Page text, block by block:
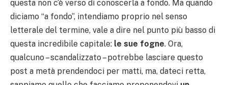
questa non c’è verso di conoscerla a fondo. Ma quando
diciamo “a fondo”, intendiamo proprio nel senso
letterale del termine, vale a dire nel punto più basso di
questa incredibile capitale: le sue fogne. Ora,
qualcuno – scandalizzato – potrebbe lasciare questo
post a metà prendendoci per matti, ma, dateci retta,